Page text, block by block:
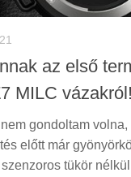
az első
MILC vázakról!
gondoltam volna,
előtt már
tükör